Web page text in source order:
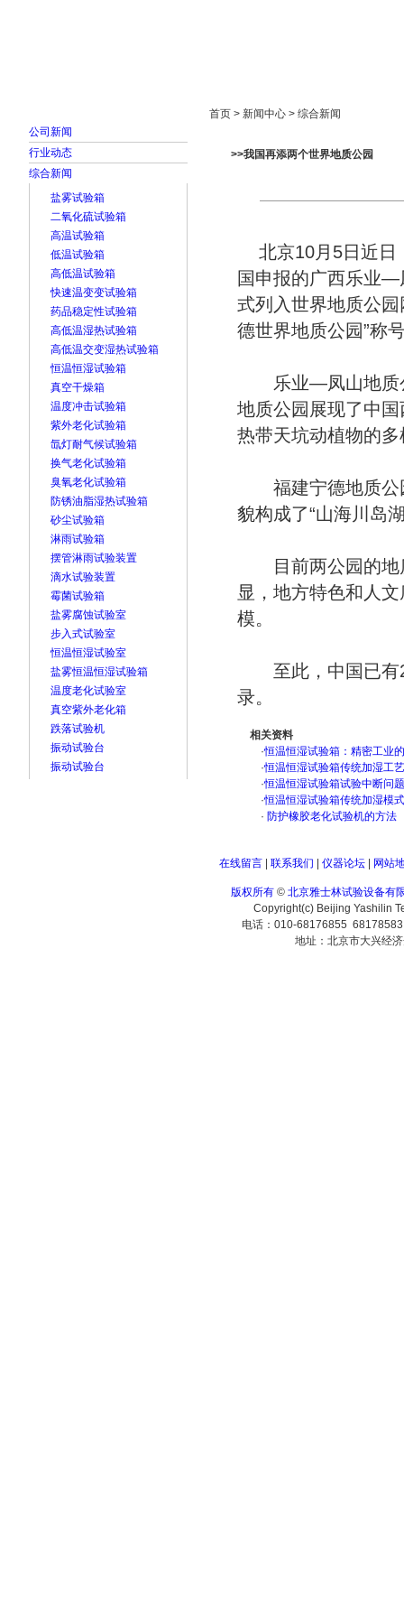
公司新闻
行业动态
综合新闻
盐雾试验箱
二氧化硫试验箱
高温试验箱
低温试验箱
高低温试验箱
快速温变变试验箱
药品稳定性试验箱
高低温湿热试验箱
高低温交变湿热试验箱
恒温恒湿试验箱
真空干燥箱
温度冲击试验箱
紫外老化试验箱
氙灯耐气候试验箱
换气老化试验箱
臭氧老化试验箱
防锈油脂湿热试验箱
砂尘试验箱
淋雨试验箱
摆管淋雨试验装置
滴水试验装置
霉菌试验箱
盐雾腐蚀试验室
步入式试验室
恒温恒湿试验室
盐雾恒温恒湿试验箱
温度老化试验室
真空紫外老化箱
跌落试验机
振动试验台
振动试验台
首页 > 新闻中心 > 综合新闻
>>我国再添两个世界地质公园
北京10月5日近日
国申报的广西乐业—
式列入世界地质公
德世界地质公园”称
乐业—凤山地质公
地质公园展现了中
热带天坑动植物的
福建宁德地质公
貌构成了“山海川岛
目前两公园的地
显，地方特色和人
模。
至此，中国已有
录。
相关资料
·恒温恒湿试验箱：精密工业
·恒温恒湿试验箱传统加湿工
·恒温恒湿试验箱试验中断问
·恒温恒湿试验箱传统加湿模
· 防护橡胶老化试验机的方法
在线留言| 联系我们 仪器论坛| 网站
版权所有 © 北京雅士林试验设备有
Copyright(c) Beijing Yashilin
电话：010-68176855
地址：北京市大兴经